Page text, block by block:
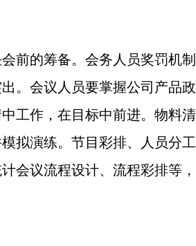
前的筹备。会务人员奖罚机
。会议人员要掌握公司产品
工作，在目标中前进。物料
拟演练。节目彩排、人员分
会议流程设计、流程彩排等，